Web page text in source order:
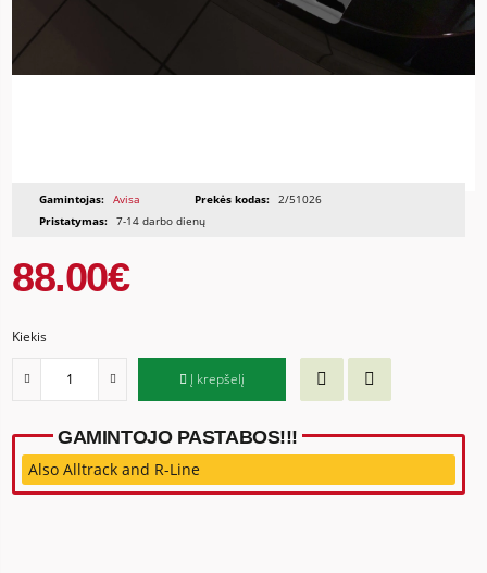
Gamintojas: Avisa Prekės kodas: 2/51026
Pristatymas: 7-14 darbo dienų
88.00€
Kiekis
Į krepšelį
GAMINTOJO PASTABOS!!!
Also Alltrack and R-Line